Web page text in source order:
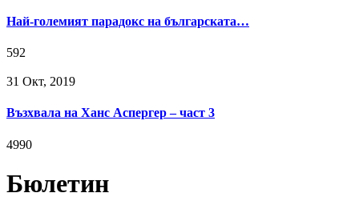
Най-големият парадокс на българската…
592
31 Окт, 2019
Възхвала на Ханс Аспергер – част 3
4990
Бюлетин